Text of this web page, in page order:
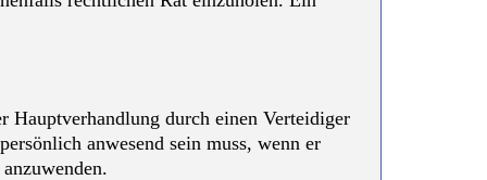
Hauptverhandlung durch einen Verteidiger
anwesend sein muss, wenn er